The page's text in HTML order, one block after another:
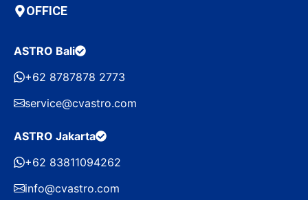
OFFICE
ASTRO Bali
+62 8787878 2773
service@cvastro.com
ASTRO Jakarta
+62 83811094262
info@cvastro.com